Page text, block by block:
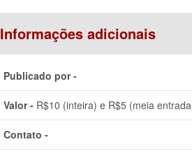
Informações adicionais
Publicado por -
Valor - R$10 (inteira) e R$5 (meia
Contato -